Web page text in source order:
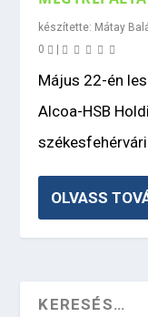
készítette: Mátay
0
Május 22-én
Alcoa-HSB
OLVASS